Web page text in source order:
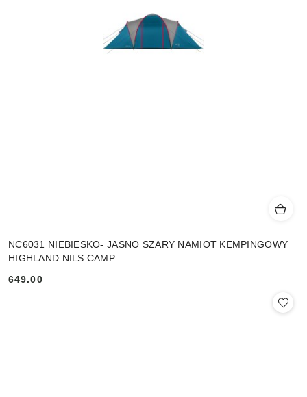
NC6031 NIEBIESKO- JASNO SZARY NAMIOT KEMPINGOWY
HIGHLAND NILS CAMP
Cena:
649.00